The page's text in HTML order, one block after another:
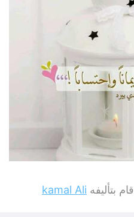
قام بتأليفه kamal Ali